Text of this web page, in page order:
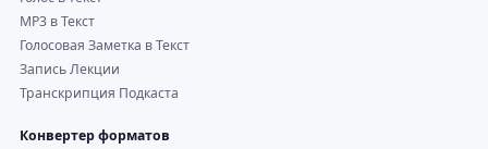
MP3 в Текст
Голосовая Заметка в Текст
Запись Лекции
Транскрипция Подкаста
Конвертер форматов